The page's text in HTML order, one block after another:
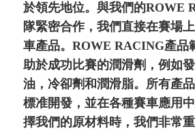
於領先地位。與我們的ROWE
隊緊密合作，我們直接在賽場
車產品。ROWE RACING產品
助於成功比賽的潤滑劑，例如
油，冷卻劑和潤滑脂。所有產
標准開發，並在各種賽車應用
擇我們的原材料時，我們非常